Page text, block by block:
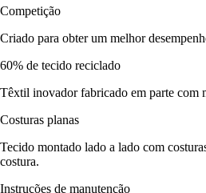
Competição
Criado para obter um melhor
60% de tecido reciclado
Têxtil inovador fabricado em parte com
Costuras planas
Tecido montado lado a lado com
costura.
Instruções de manutenção